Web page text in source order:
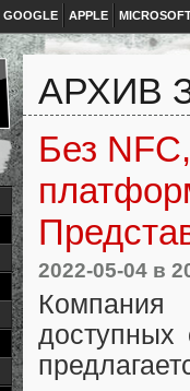
GOOGLE APPLE
АРХИВ
Без
2022-05-04 в